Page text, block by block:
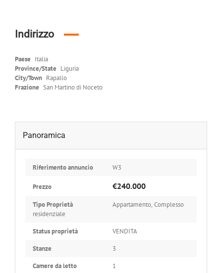
Indirizzo
Paese Italia
Province/State Liguria
City/Town Rapallo
Frazione San Martino di Noceto
Panoramica
Riferimento annuncio W3
Prezzo €240.000
Tipo Proprietà Appartamento, Complesso
residenziale
Status proprietà VENDITA
Stanze 3
Camere da letto 1